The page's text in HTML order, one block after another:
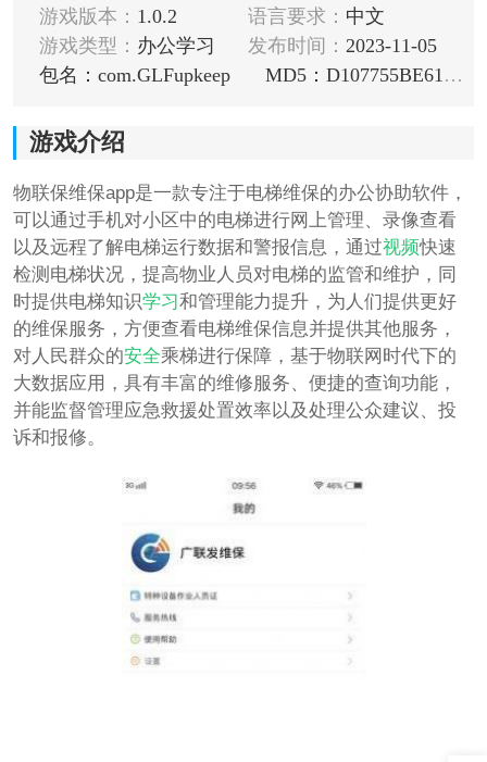
游戏版本： 1.0.2 语言要求： 中文
游戏类型： 办公学习 发布时间： 2023-11-05
包名：com.GLFupkeep
MD5：D107755BE61D735FE0F426695A9B6D35
游戏介绍
物联保维保app是一款专注于电梯维保的办公协助软件，
可以通过手机对小区中的电梯进行网上管理、录像查看
以及远程了解电梯运行数据和警报信息，通过视频快速
检测电梯状况，提高物业人员对电梯的监管和维护，同
时提供电梯知识学习和管理能力提升，为人们提供更好
的维保服务，方便查看电梯维保信息并提供其他服务，
对人民群众的安全乘梯进行保障，基于物联网时代下的
大数据应用，具有丰富的维修服务、便捷的查询功能，
并能监督管理应急救援处置效率以及处理公众建议、投
诉和报修。